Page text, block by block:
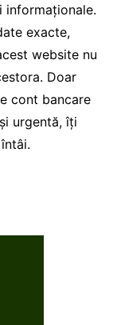
informaționale.
exacte,
website nu
Doar
cont bancare
urgentă, îți